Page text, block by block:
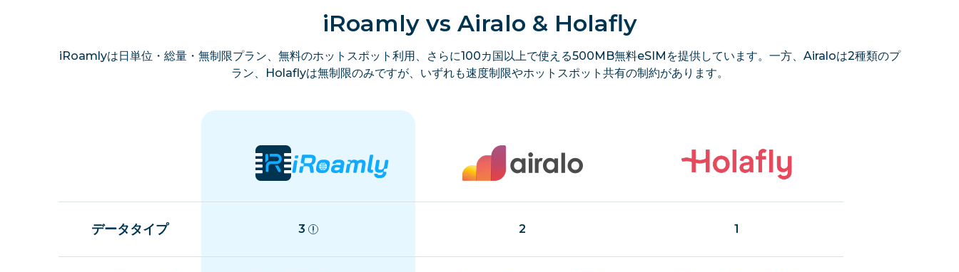
iRoamly vs Airalo & Holafly
iRoamlyは日単位・総量・無制限プラン、無料のホットスポット利用、さらに100カ国以上で使える500MB無料eSIMを提供しています。一方、Airaloは2種類のプ
ラン、Holaflyは無制限のみですが、いずれも速度制限やホットスポット共有の制約があります。
データタイプ 3 2 1